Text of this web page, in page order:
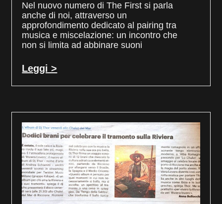
Nel nuovo numero di The First si parla
anche di noi, attraverso un
approfondimento dedicato al pairing tra
musica e miscelazione: un incontro che
non si limita ad abbinare suoni
Leggi >